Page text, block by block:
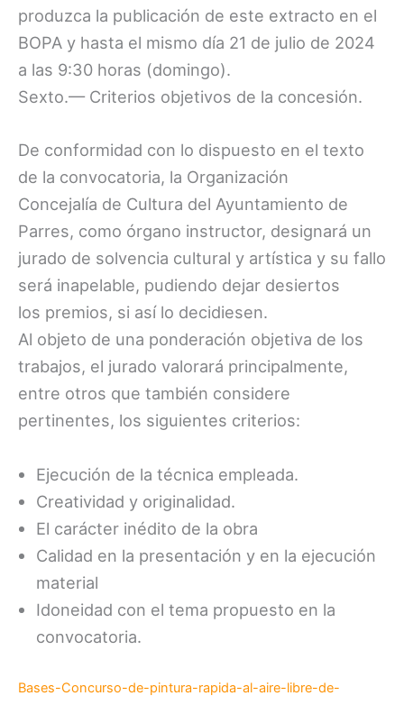
produzca la publicación de este extracto en el
BOPA y hasta el mismo día 21 de julio de 2024
a las 9:30 horas (domingo).
Sexto.— Criterios objetivos de la concesión.
De conformidad con lo dispuesto en el texto
de la convocatoria, la Organización
Concejalía de Cultura del Ayuntamiento de
Parres, como órgano instructor, designará un
jurado de solvencia cultural y artística y su fallo
será inapelable, pudiendo dejar desiertos
los premios, si así lo decidiesen.
Al objeto de una ponderación objetiva de los
trabajos, el jurado valorará principalmente,
entre otros que también considere
pertinentes, los siguientes criterios:
Ejecución de la técnica empleada.
Creatividad y originalidad.
El carácter inédito de la obra
Calidad en la presentación y en la ejecución
material
Idoneidad con el tema propuesto en la
convocatoria.
Bases-Concurso-de-pintura-rapida-al-aire-libre-de-